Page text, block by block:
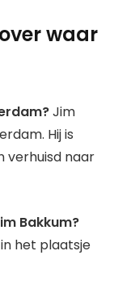
waar
Jim
Hij is
verhuisd naar
Bakkum?
het plaatsje